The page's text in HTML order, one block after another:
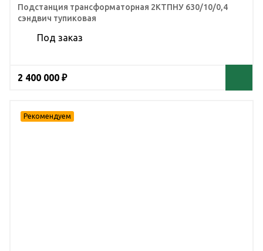
Подстанция трансформаторная 2КТПНУ 630/10/0,4
сэндвич тупиковая
Под заказ
2 400 000 ₽